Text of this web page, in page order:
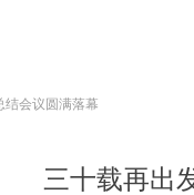
三十载再出
结会议圆满落幕